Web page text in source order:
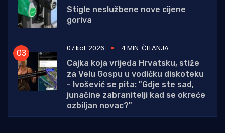
Stigle neslužbene nove cijene
goriva
07 kol. 2026
4 MIN. ČITANJA
Cajka koja vrijeđa Hrvatsku, stiže
za Velu Gospu u vodičku diskoteku
- Ivošević se pita: "Gdje ste sad,
junačine zabranitelji kad se okreće
ozbiljan novac?"